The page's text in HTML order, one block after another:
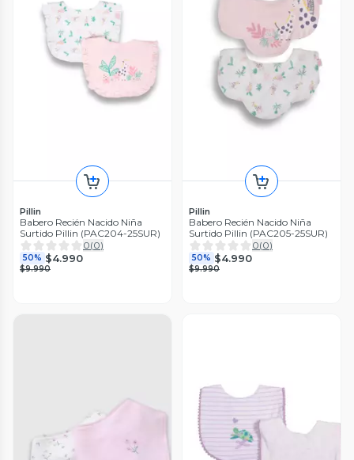
Pillin
Babero Recién Nacido Niña
Surtido Pillin (PAC204-25SUR)
0(0)
50% $4.990
$9.990
Pillin
Babero Recién Nacido Niña
Surtido Pillin (PAC205-25SUR)
0(0)
50% $4.990
$9.990